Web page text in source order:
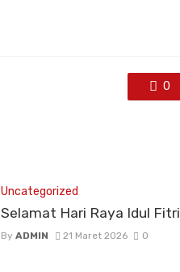
0
Uncategorized
Selamat Hari Raya Idul Fitri
ByADMIN 21 Maret 2026 0